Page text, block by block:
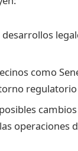
como
regulatorio
operaciones